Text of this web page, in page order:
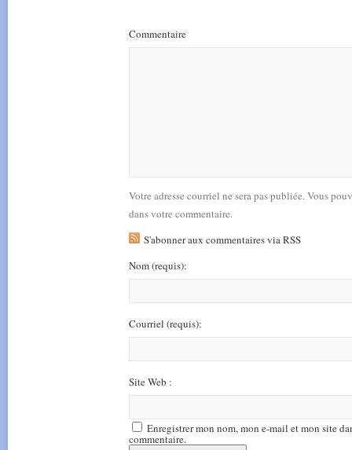
Commentaire
Votre adresse courriel ne sera pas publiée. Vous
dans votre commentaire.
S'abonner aux commentaires via RSS
Nom(requis):
Courriel (requis):
Site Web :
Enregistrer mon nom, mon e-mail et mon site
commentaire.